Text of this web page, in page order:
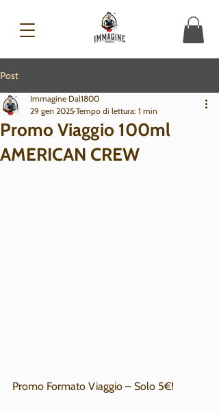
Post
Promo Viaggio 100ml
AMERICAN CREW
Immagine Dal1800
29 gen 2025 Tempo di lettura: 1 min
Promo Formato Viaggio – Solo 5€!